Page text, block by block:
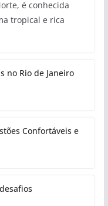
é conhecida
tropical e rica
no Rio de Janeiro
Confortáveis e